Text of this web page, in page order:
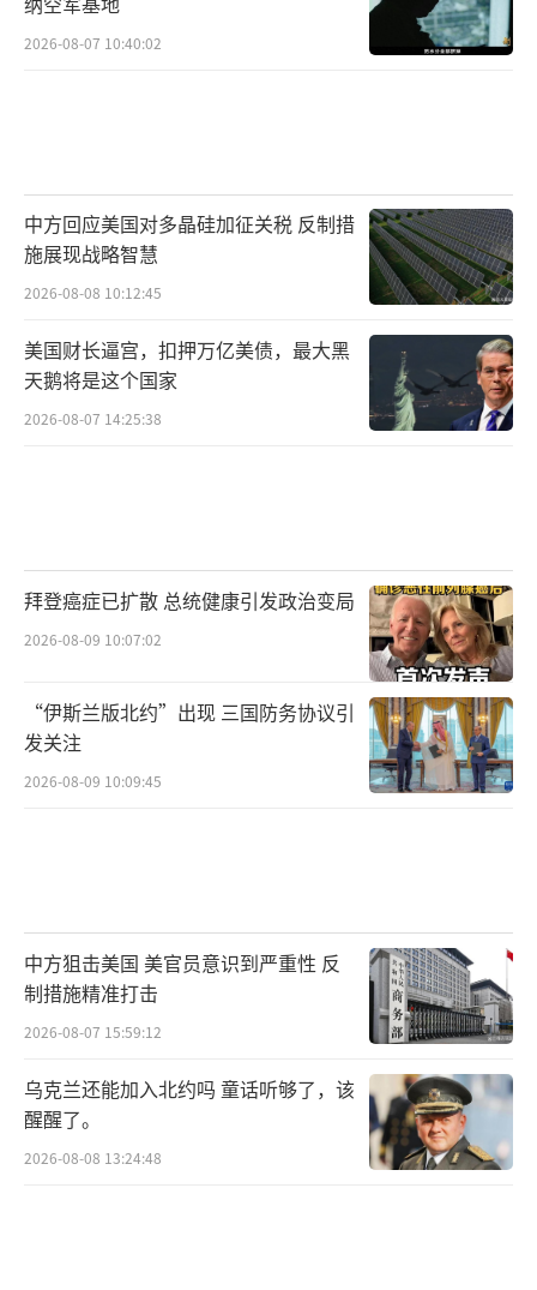
2026-08-07 10:40:02
中方回应美国对多晶硅加征关税 反制措
施展现战略智慧
2026-08-08 10:12:45
美国财长逼宫，扣押万亿美债，最大黑
天鹅将是这个国家
2026-08-07 14:25:38
拜登癌症已扩散 总统健康引发政治变局
2026-08-09 10:07:02
“伊斯兰版北约”出现 三国防务协议引
发关注
2026-08-09 10:09:45
中方狙击美国 美官员意识到严重性 反
制措施精准打击
2026-08-07 15:59:12
乌克兰还能加入北约吗 童话听够了，该
醒醒了。
2026-08-08 13:24:48